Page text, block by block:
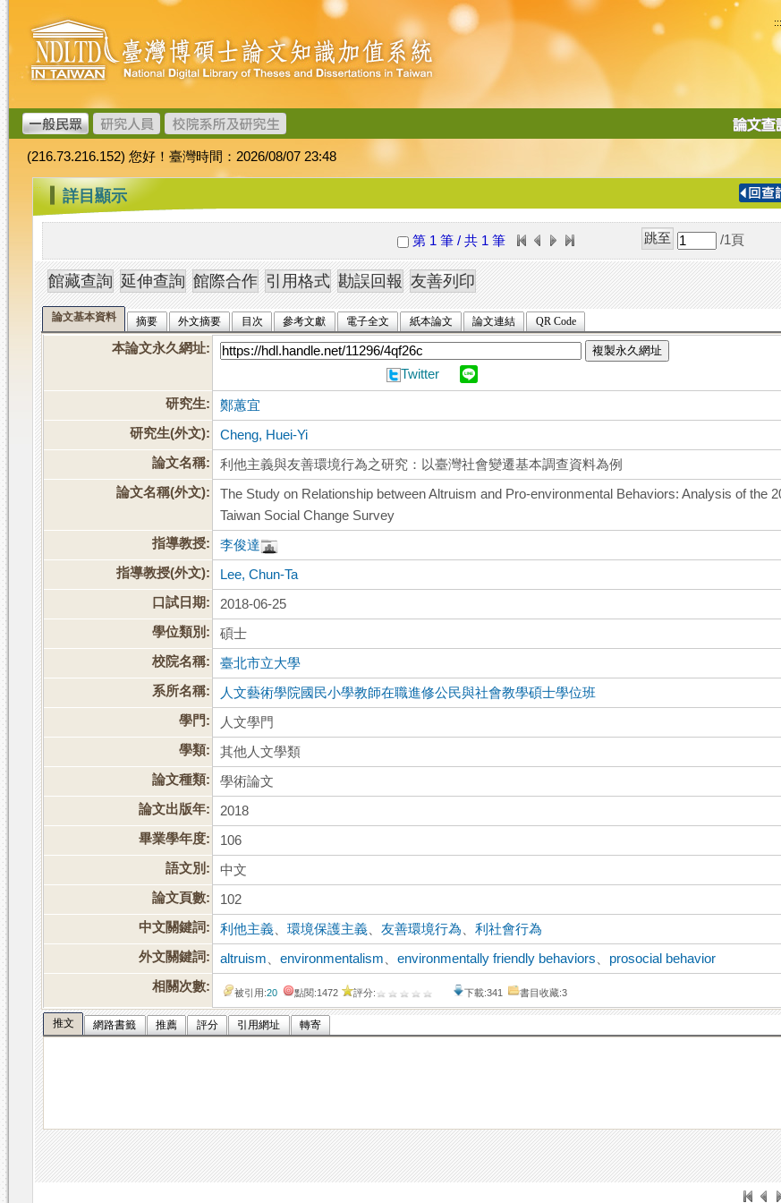
跳
到
主
要
內
容
臺
灣
博
碩
士
論
文
加
值
系
統
:::
導
(216.73.216.152) 您好！臺灣時間：2026/08/07 23:48
::: 詳目顯示
第 1 筆 / 共 1 筆 /1 頁
論文基本資料 摘要 外文摘要 目次 參考文獻 電子全文 紙本論文 論文連結 QR Code
本論文永久網址: 複製永久網址
Twitter
研究生:
鄭蕙宜
研究生(外文):
Cheng, Huei-Yi
論文名稱:
利他主義與友善環境行為之研究：以臺灣社會變遷基本調查資料為例
論文名稱(外文):
The Study on Relationship between Altruism and Pro-environmental Behaviors: Analysis of the
Taiwan Social Change Survey
指導教授:
李俊達
指導教授(外文):
Lee, Chun-Ta
口試日期:
2018-06-25
學位類別:
碩士
校院名稱:
臺北市立大學
系所名稱:
人文藝術學院國民小學教師在職進修公民與社會教學碩士學位班
學門:
人文學門
學類:
其他人文學類
論文種類:
學術論文
論文出版年:
2018
畢業學年度:
106
語文別:
中文
論文頁數:
102
中文關鍵詞:
利他主義 、環境保護主義 、友善環境行為 、利社會行為
外文關鍵詞:
altruism 、environmentalism 、environmentally friendly behaviors
prosocial behavior
相關次數:
被引用:20 點閱:1472 評分: 下載:341 書目收藏:3
推文 網路書籤 推薦 評分 引用網址 轉寄